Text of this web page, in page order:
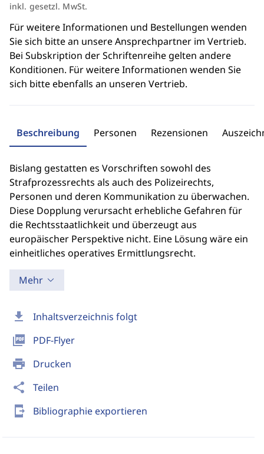
download Inhaltsverzeichnis folgt
picture_as_pdf PDF-Flyer
print Drucken
share Teilen
send_to_mobile Bibliographie exportieren
inkl. gesetzl. MwSt.
Für weitere Informationen und Bestellungen wenden
Sie sich bitte an unsere Ansprechpartner im Vertrieb.
Bei Subskription der Schriftenreihe gelten andere
Konditionen. Für weitere Informationen wenden Sie
sich bitte ebenfalls an unseren Vertrieb.
Beschreibung Personen Rezensionen
Bislang gestatten es Vorschriften sowohl des
Strafprozessrechts als auch des Polizeirechts,
Personen und deren Kommunikation zu überwachen.
Diese Dopplung verursacht erhebliche Gefahren für
die Rechtsstaatlichkeit und überzeugt aus
europäischer Perspektive nicht. Eine Lösung wäre ein
einheitliches operatives Ermittlungsrecht.
Mehr